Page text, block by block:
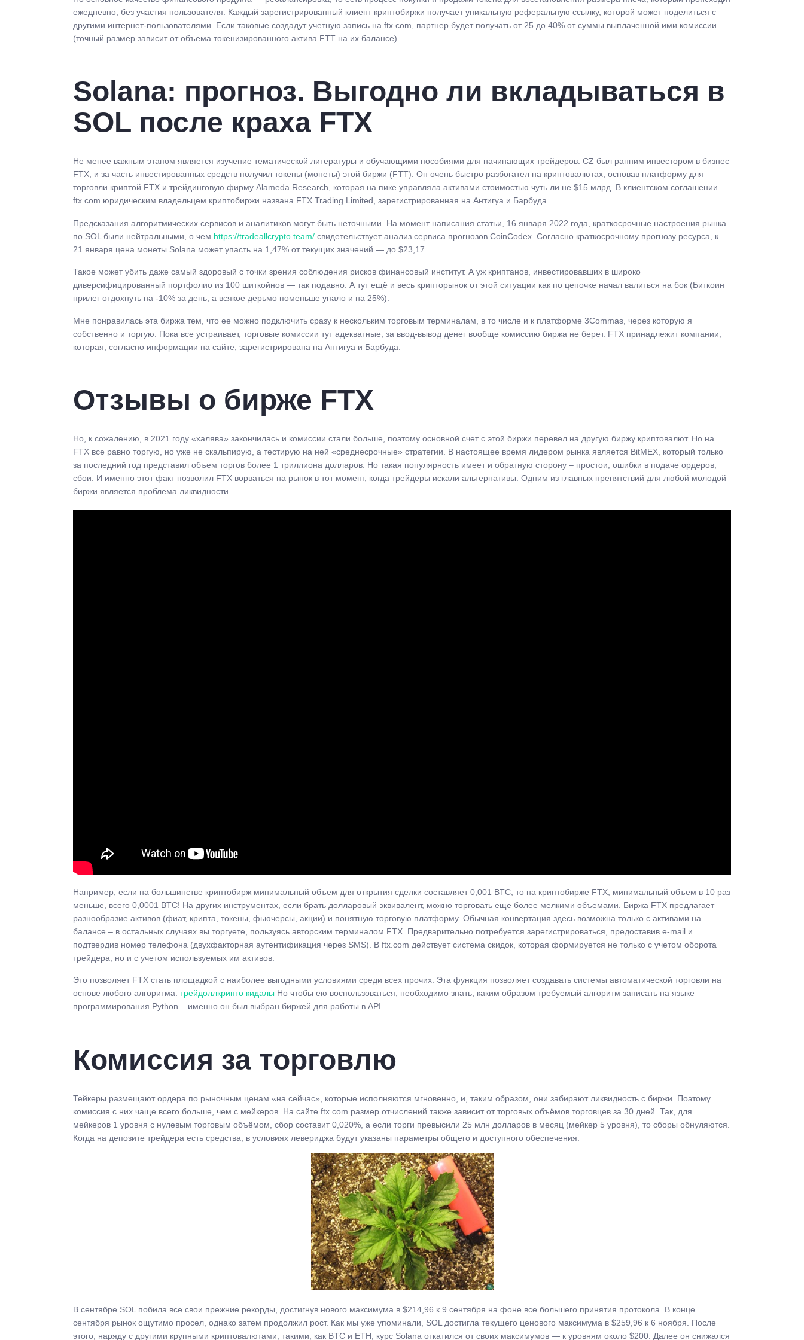
ежедневно, без участия пользователя. Каждый зарегистрированный клиент криптобиржи получает уникальную реферальную ссылку, которой может поделиться с
другими интернет-пользователями. Если таковые создадут учетную запись на ftx.com, партнер будет получать от 25 до 40% от суммы выплаченной ими комиссии
(точный размер зависит от объема токенизированного актива FTT на их балансе).
Solana: прогноз. Выгодно ли вкладываться в
SOL после краха FTX
Не менее важным этапом является изучение тематической литературы и обучающими пособиями для начинающих трейдеров. CZ был ранним инвестором в бизнес
FTX, и за часть инвестированных средств получил токены (монеты) этой биржи (FTT). Он очень быстро разбогател на криптовалютах, основав платформу для
торговли криптой FTX и трейдинговую фирму Alameda Research, которая на пике управляла активами стоимостью чуть ли не $15 млрд. В клиентском соглашении
ftx.com юридическим владельцем криптобиржи названа FTX Trading Limited, зарегистрированная на Антигуа и Барбуда.
Предсказания алгоритмических сервисов и аналитиков могут быть неточными. На момент написания статьи, 16 января 2022 года, краткосрочные настроения рынка
по SOL были нейтральными, о чем https://tradeallcrypto.team/ свидетельствует анализ сервиса прогнозов CoinCodex. Согласно краткосрочному прогнозу ресурса, к
21 января цена монеты Solana может упасть на 1,47% от текущих значений — до $23,17.
Такое может убить даже самый здоровый с точки зрения соблюдения рисков финансовый институт. А уж криптанов, инвестировавших в широко
диверсифицированный портфолио из 100 шиткойнов — так подавно. А тут ещё и весь крипторынок от этой ситуации как по цепочке начал валиться на бок (Биткоин
прилег отдохнуть на -10% за день, а всякое дерьмо поменьше упало и на 25%).
Мне понравилась эта биржа тем, что ее можно подключить сразу к нескольким торговым терминалам, в то числе и к платформе 3Commas, через которую я
собственно и торгую. Пока все устраивает, торговые комиссии тут адекватные, за ввод-вывод денег вообще комиссию биржа не берет. FTX принадлежит компании,
которая, согласно информации на сайте, зарегистрирована на Антигуа и Барбуда.
Отзывы о бирже FTX
Но, к сожалению, в 2021 году «халява» закончилась и комиссии стали больше, поэтому основной счет с этой биржи перевел на другую биржу криптовалют. Но на
FTX все равно торгую, но уже не скальпирую, а тестирую на ней «среднесрочные» стратегии. В настоящее время лидером рынка является BitMEX, который только
за последний год представил объем торгов более 1 триллиона долларов. Но такая популярность имеет и обратную сторону – простои, ошибки в подаче ордеров,
сбои. И именно этот факт позволил FTX ворваться на рынок в тот момент, когда трейдеры искали альтернативы. Одним из главных препятствий для любой молодой
биржи является проблема ликвидности.
Например, если на большинстве криптобирж минимальный объем для открытия сделки составляет 0,001 BTC, то на криптобирже FTX, минимальный объем в 10 раз
меньше, всего 0,0001 BTC! На других инструментах, если брать долларовый эквивалент, можно торговать еще более мелкими объемами. Биржа FTX предлагает
разнообразие активов (фиат, крипта, токены, фьючерсы, акции) и понятную торговую платформу. Обычная конвертация здесь возможна только с активами на
балансе – в остальных случаях вы торгуете, пользуясь авторским терминалом FTX. Предварительно потребуется зарегистрироваться, предоставив e-mail и
подтвердив номер телефона (двухфакторная аутентификация через SMS). В ftx.com действует система скидок, которая формируется не только с учетом оборота
трейдера, но и с учетом используемых им активов.
Это позволяет FTX стать площадкой с наиболее выгодными условиями среди всех прочих. Эта функция позволяет создавать системы автоматической торговли на
основе любого алгоритма. трейдоллкрипто кидалы Но чтобы ею воспользоваться, необходимо знать, каким образом требуемый алгоритм записать на языке
программирования Python – именно он был выбран биржей для работы в API.
Комиссия за торговлю
Тейкеры размещают ордера по рыночным ценам «на сейчас», которые исполняются мгновенно, и, таким образом, они забирают ликвидность с биржи. Поэтому
комиссия с них чаще всего больше, чем с мейкеров. На сайте ftx.com размер отчислений также зависит от торговых объёмов торговцев за 30 дней. Так, для
мейкеров 1 уровня с нулевым торговым объёмом, сбор составит 0,020%, а если торги превысили 25 млн долларов в месяц (мейкер 5 уровня), то сборы обнуляются.
Когда на депозите трейдера есть средства, в условиях левериджа будут указаны параметры общего и доступного обеспечения.
В сентябре SOL побила все свои прежние рекорды, достигнув нового максимума в $214,96 к 9 сентября на фоне все большего принятия протокола. В конце
сентября рынок ощутимо просел, однако затем продолжил рост. Как мы уже упоминали, SOL достигла текущего ценового максимума в $259,96 к 6 ноября. После
этого, наряду с другими крупными криптовалютами, такими, как BTC и ETH, курс Solana откатился от своих максимумов — к уровням около $200. Далее он снижался